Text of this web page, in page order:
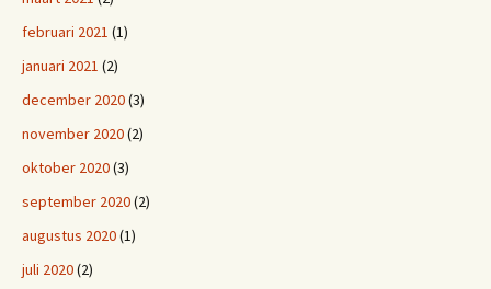
februari 2021 (1)
januari 2021 (2)
december 2020(3)
november 2020(2)
oktober 2020(3)
september 2020(2)
augustus 2020(1)
juli 2020(2)